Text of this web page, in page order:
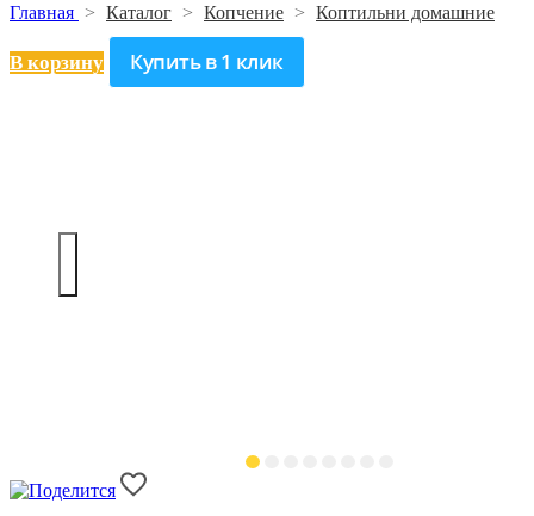
Главная > Каталог > Копчение > Коптильни домашние
В корзину Купить в 1 клик